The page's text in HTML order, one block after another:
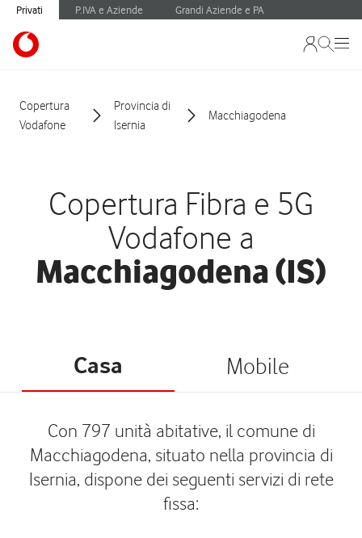
Privati P.IVA e Aziende Grandi Aziende e PA
Copertura
Vodafone
Provincia di
Isernia
Macchiagodena
Copertura Fibra e 5G
Vodafone a
Macchiagodena (IS)
Casa Mobile
Con 797 unità abitative, il comune di
Macchiagodena, situato nella provincia di
Isernia, dispone dei seguenti servizi di rete
fissa: